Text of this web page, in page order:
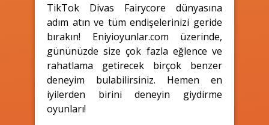
TikTok Divas Fairycore dünyasına
adım atın ve tüm endişelerinizi geride
bırakın! Eniyioyunlar.com üzerinde,
gününüzde size çok fazla eğlence ve
rahatlama getirecek birçok benzer
deneyim bulabilirsiniz. Hemen en
iyilerden birini deneyin giydirme
oyunları!